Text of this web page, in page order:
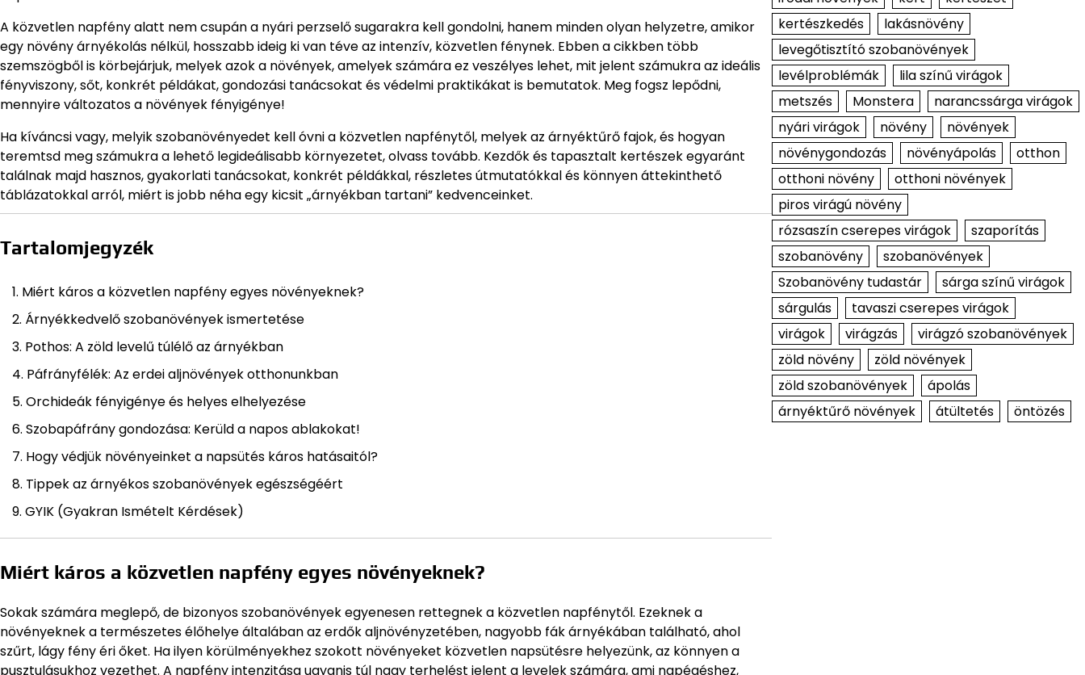
A közvetlen napfény alatt nem csupán a nyári perzselő sugarakra kell gondolni, hanem minden olyan helyzetre, amikor
egy növény árnyékolás nélkül, hosszabb ideig ki van téve az intenzív, közvetlen fénynek. Ebben a cikkben több
szemszögből is körbejárjuk, melyek azok a növények, amelyek számára ez veszélyes lehet, mit jelent számukra az ideális
fényviszony, sőt, konkrét példákat, gondozási tanácsokat és védelmi praktikákat is bemutatok. Meg fogsz lepődni,
mennyire változatos a növények fényigénye!
Ha kíváncsi vagy, melyik szobanövényedet kell óvni a közvetlen napfénytől, melyek az árnyéktűrő fajok, és hogyan
teremtsd meg számukra a lehető legideálisabb környezetet, olvass tovább. Kezdők és tapasztalt kertészek egyaránt
találnak majd hasznos, gyakorlati tanácsokat, konkrét példákkal, részletes útmutatókkal és könnyen áttekinthető
táblázatokkal arról, miért is jobb néha egy kicsit „árnyékban tartani” kedvenceinket.
Tartalomjegyzék
Miért káros a közvetlen napfény egyes növényeknek?
Árnyékkedvelő szobanövények ismertetése
Pothos: A zöld levelű túlélő az árnyékban
Páfrányfélék: Az erdei aljnövények otthonunkban
Orchideák fényigénye és helyes elhelyezése
Szobapáfrány gondozása: Kerüld a napos ablakokat!
Hogy védjük növényeinket a napsütés káros hatásaitól?
Tippek az árnyékos szobanövények egészségéért
GYIK (Gyakran Ismételt Kérdések)
Miért káros a közvetlen napfény egyes növényeknek?
Sokak számára meglepő, de bizonyos szobanövények egyenesen rettegnek a közvetlen napfénytől. Ezeknek a
növényeknek a természetes élőhelye általában az erdők aljnövényzetében, nagyobb fák árnyékában található, ahol
szűrt, lágy fény éri őket. Ha ilyen körülményekhez szokott növényeket közvetlen napsütésre helyezünk, az könnyen a
pusztulásukhoz vezethet. A napfény intenzitása ugyanis túl nagy terhelést jelent a levelek számára, ami napégéshez,
kertészkedés
lakásnövény
levegőtisztító szobanövények
levélproblémák
lila színű virágok
metszés
Monstera
narancssárga virágok
nyári virágok
növény
növények
növénygondozás
növényápolás
otthon
otthoni növény
otthoni növények
piros virágú növény
rózsaszín cserepes virágok
szaporítás
szobanövény
szobanövények
Szobanövény tudastár
sárga színű virágok
sárgulás
tavaszi cserepes virágok
virágok
virágzás
virágzó szobanövények
zöld növény
zöld növények
zöld szobanövények
ápolás
árnyéktűrő növények
átültetés öntözés